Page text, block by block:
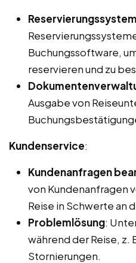
Buchungssoftware,
reservieren und zu
Ausgabe von
Kundenservice:
Kundenanfragen
von Kundenanfragen
Reise in Schwerte an
Problemlösung:
während der Reise,
Stornierungen.